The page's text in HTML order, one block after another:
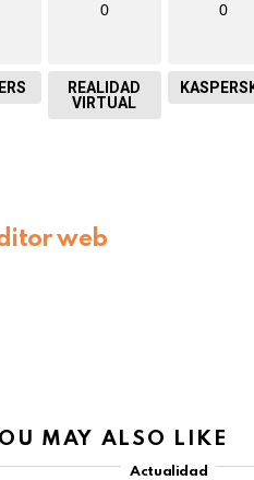
0
REALIDAD
VIRTUAL
0
web
MAY ALSO LIKE
Actualidad